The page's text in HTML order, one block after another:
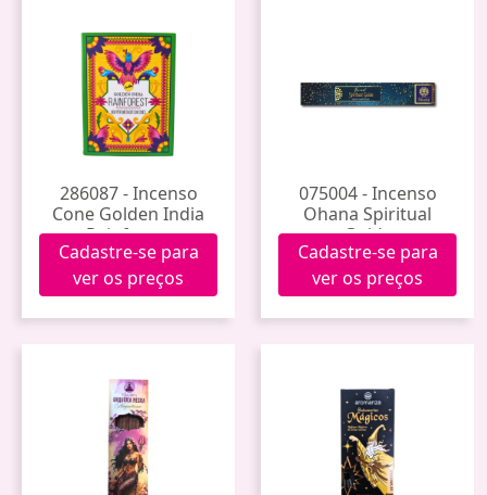
286087 - Incenso
Cone Golden India
Rainforest
Cadastre-se para
ver os preços
075004 - Incenso
Ohana Spiritual
Guide
Cadastre-se para
ver os preços